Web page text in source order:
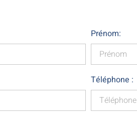
Prénom:
Téléphone :